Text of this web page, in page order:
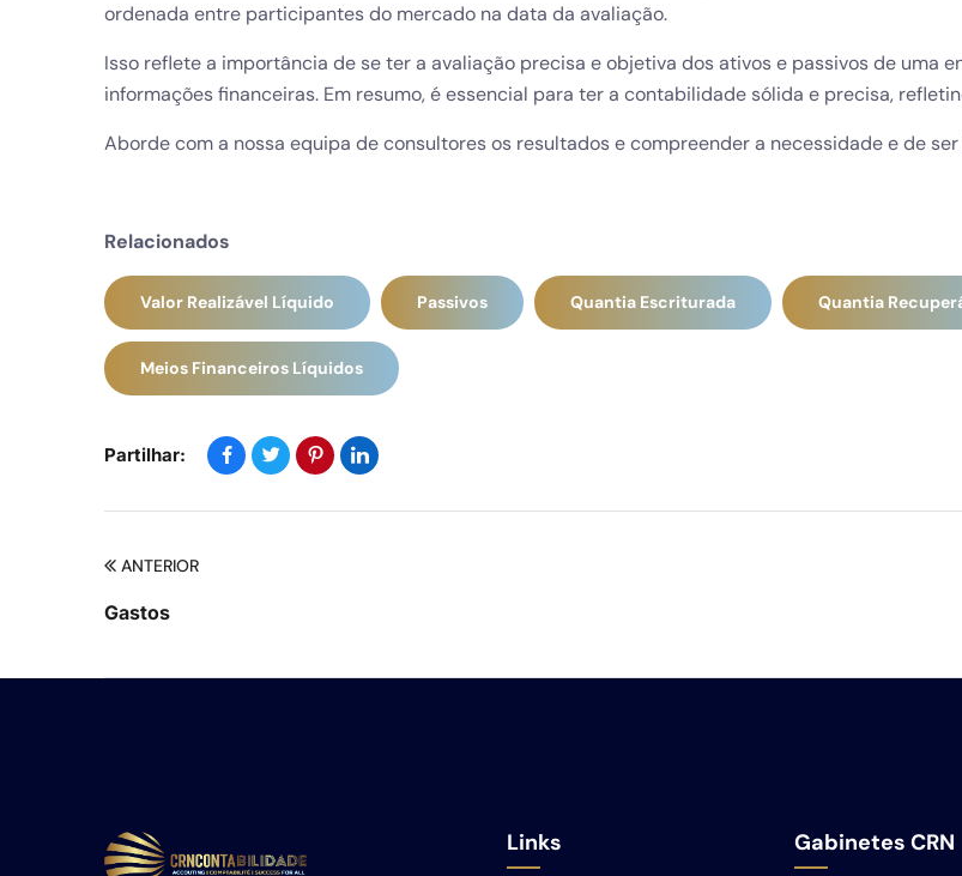
ordenada entre participantes do mercado na data da avaliação.
Isso reflete a importância de se ter a avaliação precisa e objetiva dos ativos e passivos de uma
informações financeiras. Em resumo, é essencial para ter a contabilidade sólida e precisa,
Aborde com a nossa equipa de consultores os resultados e compreender a necessidade e de
Relacionados
Valor Realizável Líquido Passivos Quantia Escriturada Quantia
Meios Financeiros Líquidos
Partilhar:
ANTERIOR
Gastos
Links Gabinetes CRN